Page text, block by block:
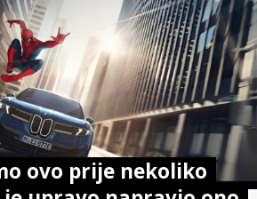
ovo prije nekoliko